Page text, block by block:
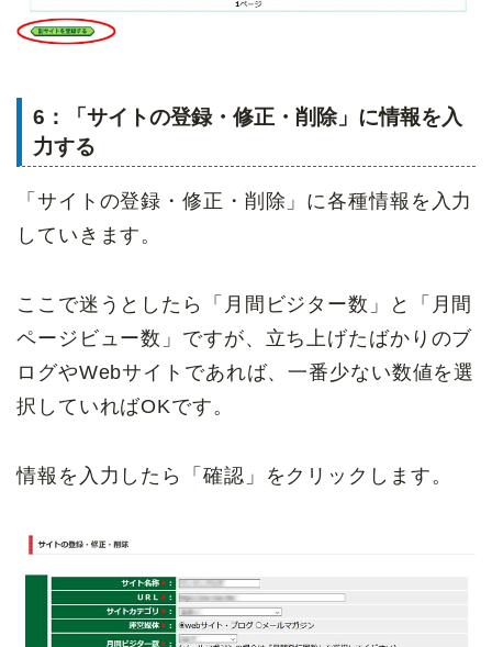
6：「サイトの登録・修正・削除」に情報を入
力する
「サイトの登録・修正・削除」に各種情報を入力
していきます。
ここで迷うとしたら「月間ビジター数」と「月間
ページビュー数」ですが、立ち上げたばかりのブ
ログやWebサイトであれば、一番少ない数値を選
択していればOKです。
情報を入力したら「確認」をクリックします。